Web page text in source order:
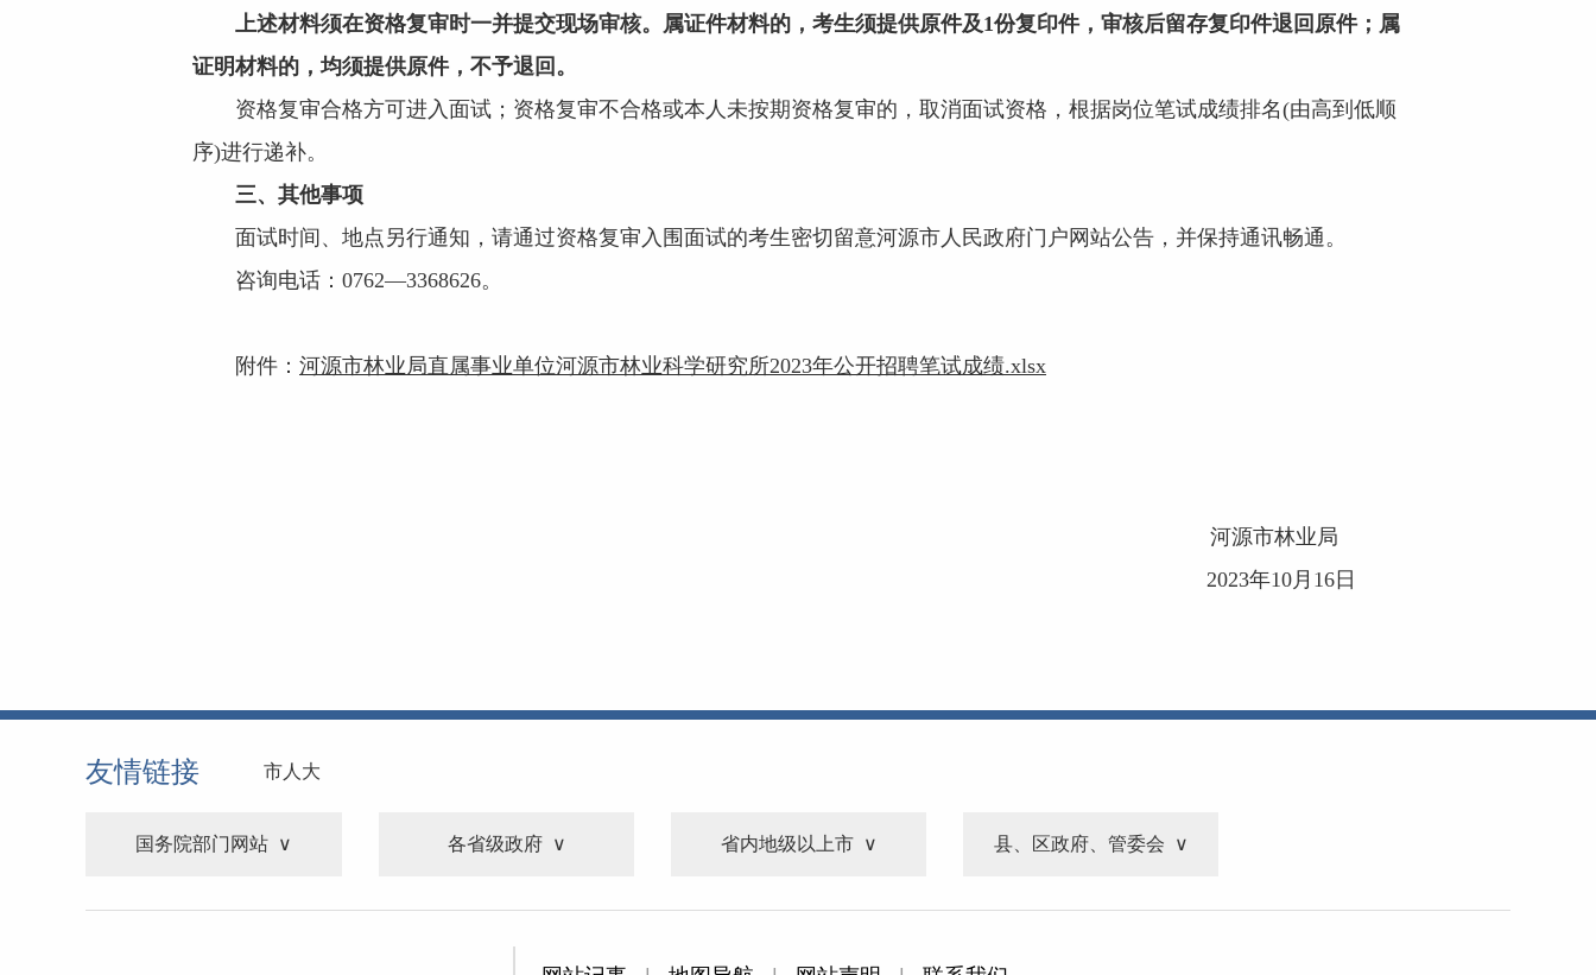
上述材料须在资格复审时一并提交现场审核。属证件材料的，考生须提供原件及1份复印件，审核后留存复印件退回原件；属
证明材料的，均须提供原件，不予退回。
资格复审合格方可进入面试；资格复审不合格或本人未按期资格复审的，取消面试资格，根据岗位笔试成绩排名(由高到低顺
序)进行递补。
三、其他事项
面试时间、地点另行通知，请通过资格复审入围面试的考生密切留意河源市人民政府门户网站公告，并保持通讯畅通。
咨询电话：0762—3368626。
附件： 河源市林业局直属事业单位河源市林业科学研究所2023年公开招聘笔试成绩.xlsx
河源市林业局
2023年10月16日
友情链接 市人大
国务院部门网站 各省级政府 省内地级以上市 县、区政府、管委会